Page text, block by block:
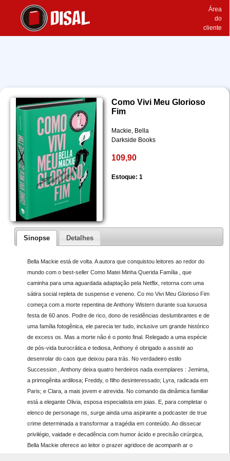
Área
do
cliente
Como Vivi Meu Glorioso
Fim
Mackie, Bella
Darkside Books
109,90
Estoque: 1
Sinopse Detalhes
Bella Mackie está de volta. A autora que conquistou leitores ao redor do
mundo com o best-seller Como Matei Minha Querida Família , que
caminha para uma aguardada adaptação pela Netflix, retorna com uma
sátira social repleta de suspense e veneno. Co mo Vivi Meu Glorioso Fim
começa com a morte repentina de Anthony Wistern durante sua luxuosa
festa de 60 anos. Podre de rico, dono de residências deslumbrantes e de
uma família fotogênica, ele parecia ter tudo, inclusive um grande histórico
de excess os. Mas a morte não é o ponto final. Relegado a uma espécie
de pós-vida burocrática e tediosa, Anthony é obrigado a assistir ao
desenrolar do caos que deixou para trás. No verdadeiro estilo
Succession , Anthony deixa quatro herdeiros nada exemplares : Jemima,
a primogênita ardilosa; Freddy, o filho desinteressado; Lyra, radicada em
Paris; e Clara, a mais jovem e atrevida. No comando da dinâmica familiar
está a elegante Olivia, esposa especialista em joias. E, para completar o
elenco de personage ns, surge ainda uma aspirante a podcaster de true
crime determinada a transformar a tragédia em conteúdo. Ao dissecar
privilégio, vaidade e decadência com humor ácido e precisão cirúrgica,
Bella Mackie oferece ao leitor o prazer agridoce de acompanh ar o